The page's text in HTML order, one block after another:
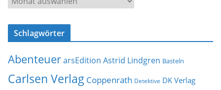
s
e
r
c
v
Schlagwörter
AbenteuerarsEdition Astrid Lindgren Basteln
Carlsen Verlag Coppenrath Detektive DK Verlag